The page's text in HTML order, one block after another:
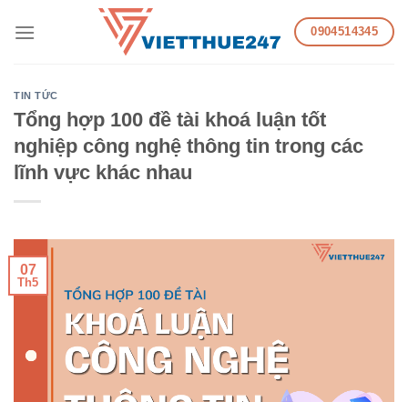
0904514345
TIN TỨC
Tổng hợp 100 đề tài khoá luận tốt
nghiệp công nghệ thông tin trong các
lĩnh vực khác nhau
07
Th5